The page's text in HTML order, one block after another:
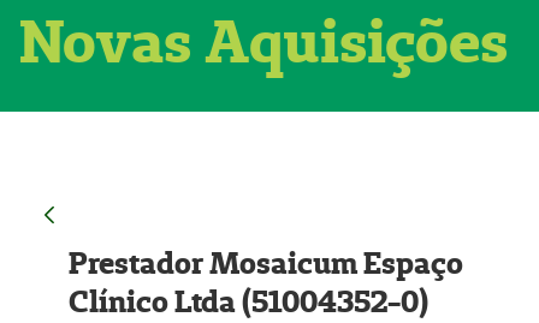
Novas Aquisições
Prestador Mosaicum Espaço
Clínico Ltda (51004352-0)